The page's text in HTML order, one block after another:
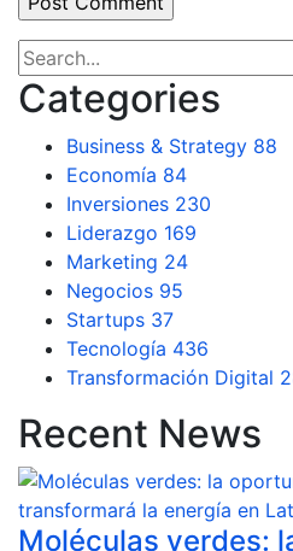
Categories
Business & Strategy 88
Economía 84
Inversiones 230
Liderazgo 169
Marketing 24
Negocios 95
Startups 37
Tecnología 436
Transformación Digital
Recent News
Moléculas verdes: